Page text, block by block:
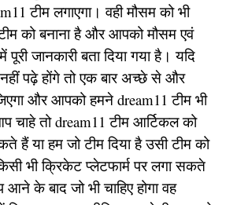
टीम लगाएगा। वही मौसम को भी
को बनाना है और आपको मौसम एवं
पूरी जानकारी बता दिया गया है। यदि
पढ़े होंगे तो एक बार अच्छे से और
और आपको हमने dream11 टीम भी
चाहे तो dream11 टीम आर्टिकल को
हैं या हम जो टीम दिया है उसी टीम को
भी क्रिकेट प्लेटफार्म पर लगा सकते
के बाद जो भी चाहिए होगा वह